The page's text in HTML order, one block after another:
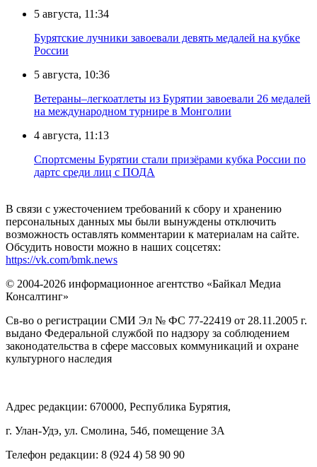
5 августа, 11:34
Бурятские лучники завоевали девять медалей на кубке
России
5 августа, 10:36
Ветераны–легкоатлеты из Бурятии завоевали 26 медалей
на международном турнире в Монголии
4 августа, 11:13
Спортсмены Бурятии стали призёрами кубка России по
дартс среди лиц с ПОДА
В связи с ужесточением требований к сбору и хранению
персональных данных мы были вынуждены отключить
возможность оставлять комментарии к материалам на сайте.
Обсудить новости можно в наших соцсетях:
https://vk.com/bmk.news
© 2004-2026 информационное агентство «Байкал Медиа
Консалтинг»
Св-во о регистрации СМИ Эл № ФС 77-22419 от 28.11.2005 г.
выдано Федеральной службой по надзору за соблюдением
законодательства в сфере массовых коммуникаций и охране
культурного наследия
Адрес редакции: 670000, Республика Бурятия,
г. Улан-Удэ, ул. Смолина, 54б, помещение 3А
Телефон редакции: ‎‎8 (924 4) 58 90 90